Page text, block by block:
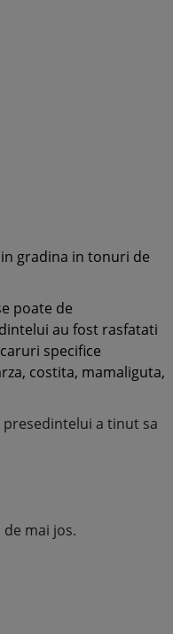
gradina in tonuri de
poate de
au fost rasfatati
specifice
costita, mamaliguta,
a tinut sa
mai jos.